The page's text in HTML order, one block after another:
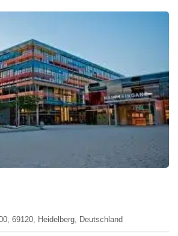
69120, Heidelberg, Deutschland